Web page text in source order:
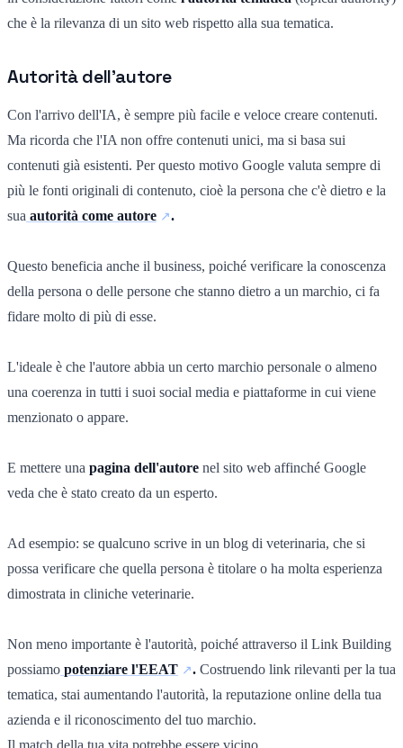
che è la rilevanza di un sito web rispetto alla sua tematica.
Autorità dell'autore
Con l'arrivo dell'IA, è sempre più facile e veloce creare contenuti.
Ma ricorda che l'IA non offre contenuti unici, ma si basa sui
contenuti già esistenti. Per questo motivo Google valuta sempre di
più le fonti originali di contenuto, cioè la persona che c'è dietro e la
sua autorità come autore .
Questo beneficia anche il business, poiché verificare la conoscenza
della persona o delle persone che stanno dietro a un marchio, ci fa
fidare molto di più di esse.
L'ideale è che l'autore abbia un certo marchio personale o almeno
una coerenza in tutti i suoi social media e piattaforme in cui viene
menzionato o appare.
E mettere una pagina dell'autore nel sito web affinché Google
veda che è stato creato da un esperto.
Ad esempio: se qualcuno scrive in un blog di veterinaria, che si
possa verificare che quella persona è titolare o ha molta esperienza
dimostrata in cliniche veterinarie.
Non meno importante è l'autorità, poiché attraverso il Link Building
possiamo potenziare l'EEAT . Costruendo link rilevanti per la tua
tematica, stai aumentando l'autorità, la reputazione online della tua
azienda e il riconoscimento del tuo marchio.
Il match della tua vita potrebbe essere vicino